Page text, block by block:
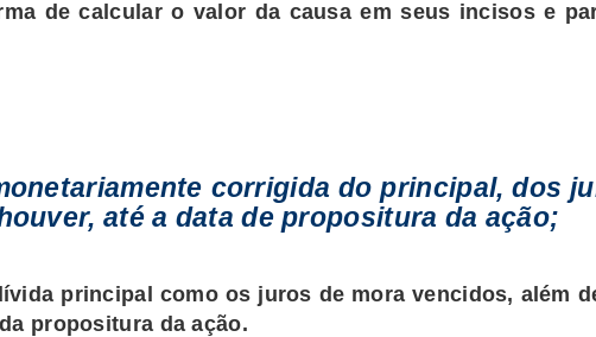
de calcular o valor da causa em seus incisos e
corrigida do principal, dos
até a data de propositura da ação;
principal como os juros de mora vencidos, além
propositura da ação.